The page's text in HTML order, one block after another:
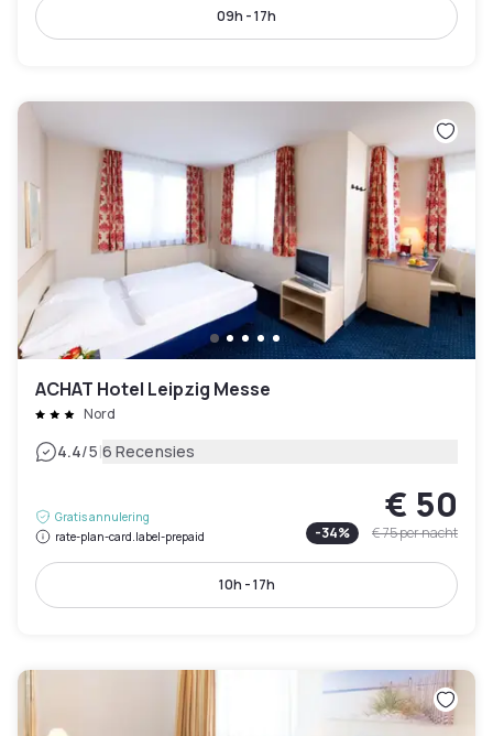
09h - 17h
ACHAT Hotel Leipzig Messe
Nord
4.4/5|6 Recensies
Gratis annulering
rate-plan-card.label-prepaid
€ 50
-34% € 75per nacht
10h - 17h